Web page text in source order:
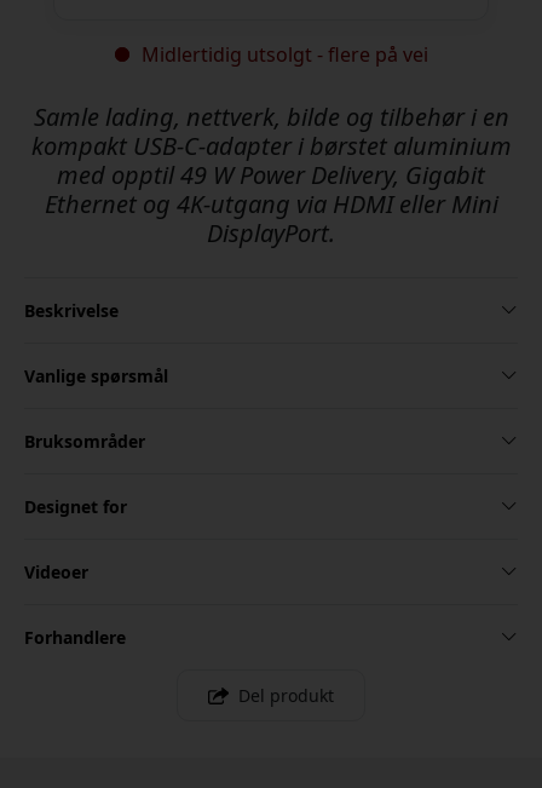
Midlertidig utsolgt - flere på vei
Samle lading, nettverk, bilde og tilbehør i en
kompakt USB-C-adapter i børstet aluminium
med opptil 49 W Power Delivery, Gigabit
Ethernet og 4K-utgang via HDMI eller Mini
DisplayPort.
Beskrivelse
Vanlige spørsmål
Bruksområder
Designet for
Videoer
Forhandlere
Del produkt